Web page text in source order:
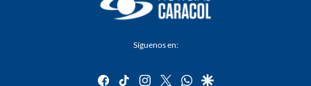
Síguenos en:
facebook
tiktok instagram
twitterwhatsapp
google